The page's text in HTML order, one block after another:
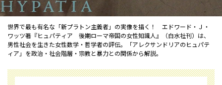
世界で最も有名な「新プラトン主義者」の実像を描く！ エドワード・Ｊ・
ワッツ著『ヒュパティア 後期ローマ帝国の女性知識人』（白水社刊）は、
男性社会を生きた女性数学・哲学者の評伝。「アレクサンドリアのヒュパテ
ィア」を政治・社会階層・宗教と暴力との関係から解説。